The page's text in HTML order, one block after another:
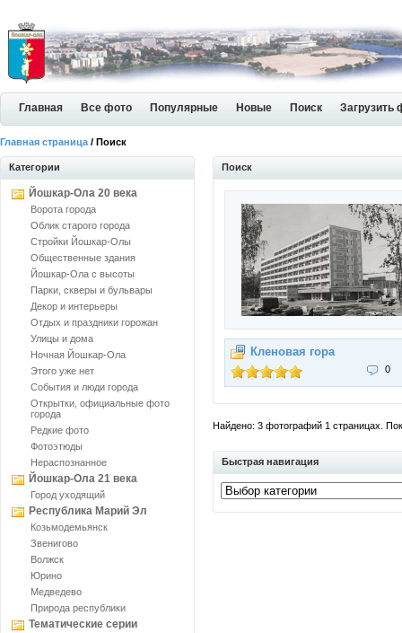
Главная Все фото Популярные Новые Поиск Загрузить
Главная страница / Поиск
Категории
Йошкар-Ола 20 века
Ворота города
Облик старого города
Стройки Йошкар-Олы
Общественные здания
Йошкар-Ола с высоты
Парки, скверы и бульвары
Декор и интерьеры
Отдых и праздники горожан
Улицы и дома
Ночная Йошкар-Ола
Этого уже нет
События и люди города
Открытки, официальные фото
города
Редкие фото
Фотоэтюды
Нераспознанное
Йошкар-Ола 21 века
Город уходящий
Республика Марий Эл
Козьмодемьянск
Звенигово
Волжск
Юрино
Медведево
Природа республики
Тематические серии
Поиск
Кленовая гора
0
Найдено: 3 фотографий 1 страницах.
Быстрая навигация